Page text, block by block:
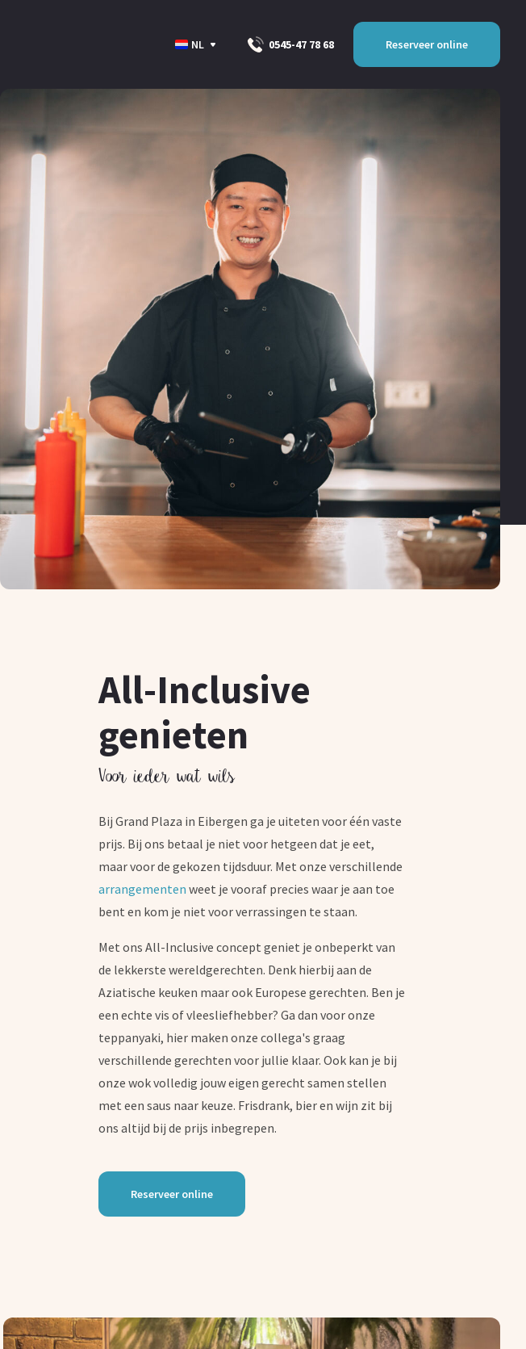
NL 0545-47 78 68 Reserveer online
All-Inclusive
genieten
Voor ieder wat wils
Bij Grand Plaza in Eibergen ga je uiteten voor één vaste
prijs. Bij ons betaal je niet voor hetgeen dat je eet,
maar voor de gekozen tijdsduur. Met onze verschillende
arrangementen weet je vooraf precies waar je aan toe
bent en kom je niet voor verrassingen te staan.
Met ons All-Inclusive concept geniet je onbeperkt van
de lekkerste wereldgerechten. Denk hierbij aan de
Aziatische keuken maar ook Europese gerechten. Ben je
een echte vis of vleesliefhebber? Ga dan voor onze
teppanyaki, hier maken onze collega's graag
verschillende gerechten voor jullie klaar. Ook kan je bij
onze wok volledig jouw eigen gerecht samen stellen
met een saus naar keuze. Frisdrank, bier en wijn zit bij
ons altijd bij de prijs inbegrepen.
Reserveer online